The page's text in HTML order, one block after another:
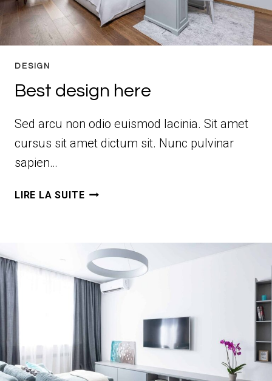
DESIGN
Best design here
Sed arcu non odio euismod lacinia. Sit amet
cursus sit amet dictum sit. Nunc pulvinar
sapien…
LIRE LA SUITEBEST